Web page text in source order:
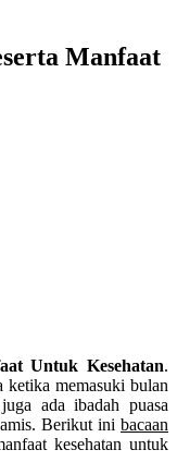
Manfaat
Untuk Kesehatan.
ketika memasuki bulan
ada ibadah puasa
Berikut ini bacaan
kesehatan untuk